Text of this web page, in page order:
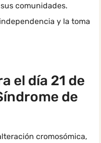
comunidades.
y la toma
el día 21 de
de
cromosómica,